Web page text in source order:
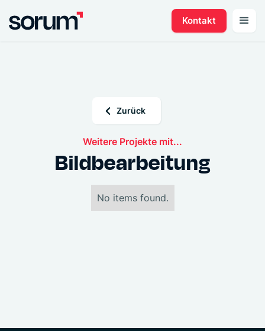
Kontakt
Zurück
Weitere Projekte mit...
Bildbearbeitung
No items found.